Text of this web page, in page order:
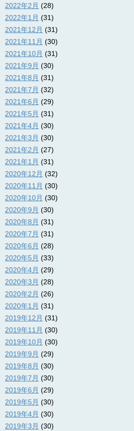
2022年2月 (28)
2022年1月 (31)
2021年12月 (31)
2021年11月 (30)
2021年10月 (31)
2021年9月 (30)
2021年8月 (31)
2021年7月 (32)
2021年6月 (29)
2021年5月 (31)
2021年4月 (30)
2021年3月 (30)
2021年2月 (27)
2021年1月 (31)
2020年12月 (32)
2020年11月 (30)
2020年10月 (30)
2020年9月 (30)
2020年8月 (31)
2020年7月 (31)
2020年6月 (28)
2020年5月 (33)
2020年4月 (29)
2020年3月 (28)
2020年2月 (26)
2020年1月 (31)
2019年12月 (31)
2019年11月 (30)
2019年10月 (30)
2019年9月 (29)
2019年8月 (30)
2019年7月 (30)
2019年6月 (29)
2019年5月 (30)
2019年4月 (30)
2019年3月 (30)